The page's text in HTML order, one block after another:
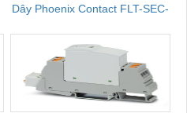
Dây Phoenix Contact FLT-SEC-